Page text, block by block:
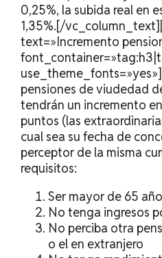
0,25%, la subida real en
1,35%.[/
text=»Incremento
pensiones de viudedad
tendrán un incremento
puntos (las
cual sea su fecha de
perceptor de la misma
requisitos:
Ser mayor de 65
No tenga ingresos
No perciba otra
o el en extranjero